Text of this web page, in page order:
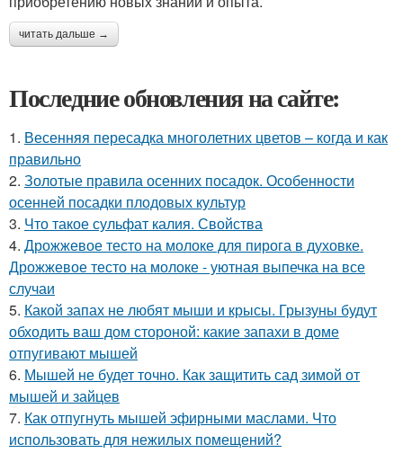
читать дальше →
Последние обновления на сайте:
1. Весенняя пересадка многолетних цветов – когда и как
правильно
2. Золотые правила осенних посадок. Особенности
осенней посадки плодовых культур
3. Что такое сульфат калия. Свойства
4. Дрожжевое тесто на молоке для пирога в духовке.
Дрожжевое тесто на молоке - уютная выпечка на все
случаи
5. Какой запах не любят мыши и крысы. Грызуны будут
обходить ваш дом стороной: какие запахи в доме
отпугивают мышей
6. Мышей не будет точно. Как защитить сад зимой от
мышей и зайцев
7. Как отпугнуть мышей эфирными маслами. Что
использовать для нежилых помещений?